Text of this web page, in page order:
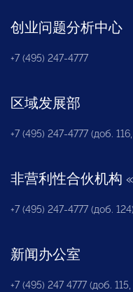
创业问题分析中心
+7 (495) 247-4777
区域发展部
+7 (495) 247-4777 (доб. 116,
非营利性合伙机构 «
+7 (495) 247-4777 (доб. 124)
新闻办公室
+7 (495) 247 4777 (доб. 115,